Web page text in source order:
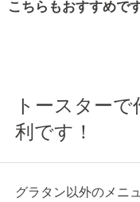
こちらもおすすめで
トースター
利です！
グラタン以外のメニ